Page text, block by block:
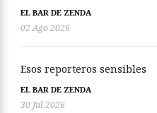
EL BAR DE ZENDA
02 Ago 2026
Esos reporteros sensibles
EL BAR DE ZENDA
30 Jul 2026